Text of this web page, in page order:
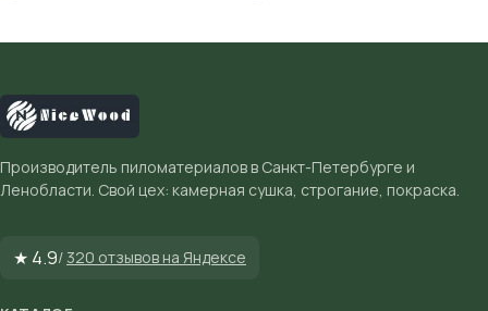
Производитель пиломатериалов в Санкт-Петербурге и
Ленобласти. Свой цех: камерная сушка, строгание, покраска.
★ 4.9/ 320 отзывов на Яндексе